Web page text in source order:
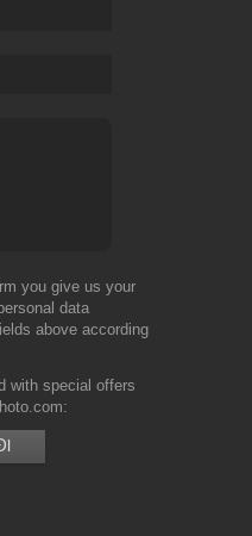
you give us your
data
above according
with special offers